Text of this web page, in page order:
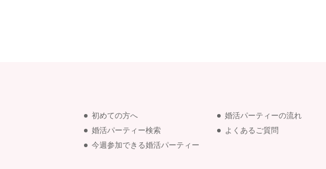
初めての方へ
婚活パーティーの流れ
婚活パーティー検索
よくあるご質問
今週参加できる婚活パーティー